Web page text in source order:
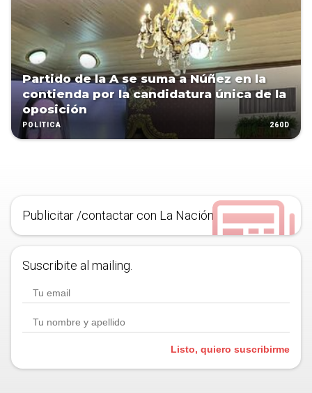
Partido de la A se suma a Núñez en la
contienda por la candidatura única de la
oposición
POLÍTICA 260D
Publicitar /contactar con La Nación
Suscribite al mailing.
Listo, quiero suscribirme